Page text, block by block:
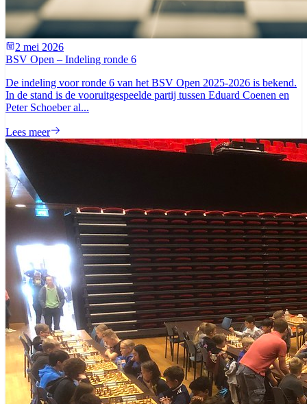
2 mei 2026
BSV Open – Indeling ronde 6
De indeling voor ronde 6 van het BSV Open 2025-2026 is bekend.
In de stand is de vooruitgespeelde partij tussen Eduard Coenen en
Peter Schoeber al...
Lees meer